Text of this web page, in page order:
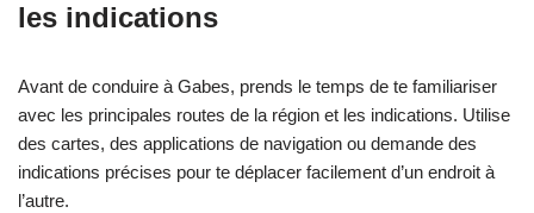
les indications
Avant de conduire à Gabes, prends le temps de te familiariser
avec les principales routes de la région et les indications. Utilise
des cartes, des applications de navigation ou demande des
indications précises pour te déplacer facilement d’un endroit à
l’autre.